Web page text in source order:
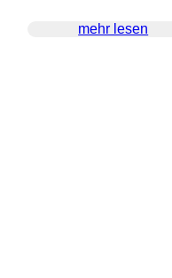
mehr lesen